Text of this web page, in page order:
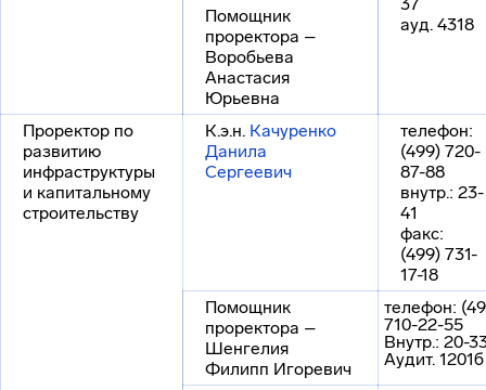
ауд. 4318
Помощник
проректора –
Воробьева
Анастасия
Юрьевна
Проректор по
развитию
инфраструктуры
и капитальному
строительству
К.э.н. Качуренко
Данила
Сергеевич
телефон:
(499) 720-
87-88
внутр.: 23-
41
факс:
(499) 731-
17-18
Помощник
проректора –
Шенгелия
Филипп Игоревич
телефон:
710-22-55
Внутр.: 20-
Аудит. 1201б